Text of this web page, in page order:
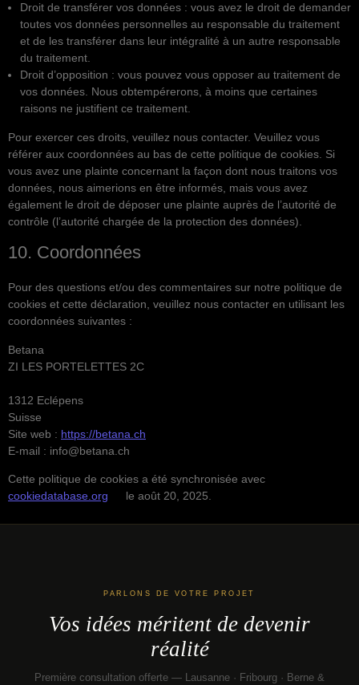
Droit de transférer vos données : vous avez le droit de demander
toutes vos données personnelles au responsable du traitement
et de les transférer dans leur intégralité à un autre responsable
du traitement.
Droit d’opposition : vous pouvez vous opposer au traitement de
vos données. Nous obtempérerons, à moins que certaines
raisons ne justifient ce traitement.
Pour exercer ces droits, veuillez nous contacter. Veuillez vous
référer aux coordonnées au bas de cette politique de cookies. Si
vous avez une plainte concernant la façon dont nous traitons vos
données, nous aimerions en être informés, mais vous avez
également le droit de déposer une plainte auprès de l’autorité de
contrôle (l’autorité chargée de la protection des données).
10. Coordonnées
Pour des questions et/ou des commentaires sur notre politique de
cookies et cette déclaration, veuillez nous contacter en utilisant les
coordonnées suivantes :
Betana
ZI LES PORTELETTES 2C
1312 Eclépens
Suisse
Site web : https://betana.ch
E-mail : info@betana.ch
Cette politique de cookies a été synchronisée avec
cookiedatabase.org
le août 20, 2025.
PARLONS DE VOTRE PROJET
Vos idées méritent de devenir
réalité
Première consultation offerte — Lausanne · Fribourg · Berne &